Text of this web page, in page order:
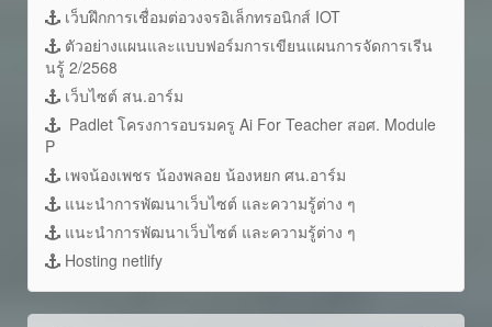
เว็บฝึกการเชื่อมต่อวงจรอิเล็กทรอนิกส์ IOT
ตัวอย่างแผนและแบบฟอร์มการเขียนแผนการจัดการเรีน
นรู้ 2/2568
เว็บไซต์ สน.อาร์ม
Padlet โครงการอบรมครู Ai For Teacher สอศ. Module
P
เพจน้องเพชร น้องพลอย น้องหยก ศน.อาร์ม
แนะนำการพัฒนาเว็บไซต์ และความรู้ต่าง ๆ
แนะนำการพัฒนาเว็บไซต์ และความรู้ต่าง ๆ
Hosting netlify